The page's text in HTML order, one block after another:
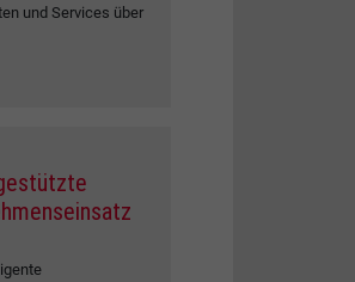
und Services über